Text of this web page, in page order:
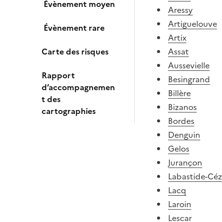
Évènement moyen
Évènement rare
Carte des risques
Rapport
d’accompagnemen
t des
cartographies
Aressy
Artiguelouve
Artix
Assat
Aussevielle
Besingrand
Billère
Bizanos
Bordes
Denguin
Gelos
Jurançon
Labastide-
Lacq
Laroin
Lescar